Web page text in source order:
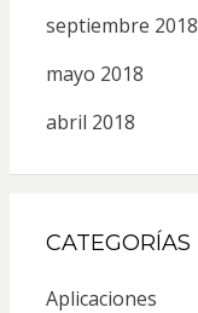
septiembre 2018
mayo 2018
abril 2018
CATEGORÍAS
Aplicaciones